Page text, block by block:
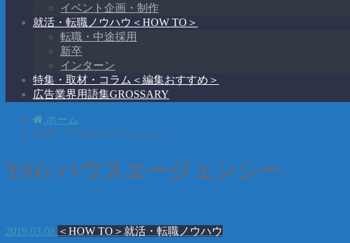
イベント企画・制作
就活・転職ノウハウ ＜HOW TO＞
転職・中途採用
新卒
インターン
特集・取材・コラム ＜編集おすすめ＞
広告業界用語集GROSSARY
ホーム
タグ : ハウスエージェンシー
TAG ハウスエージェンシー
2019.03.08 ＜HOW TO＞就活・転職ノウハウ